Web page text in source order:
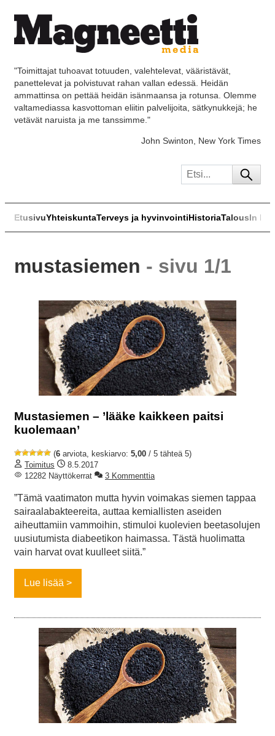
"Toimittajat tuhoavat totuuden, valehtelevat, vääristävät,
panettelevat ja polvistuvat rahan vallan edessä. Heidän
ammattinsa on pettää heidän isänmaansa ja rotunsa. Olemme
valtamediassa kasvottoman eliitin palvelijoita, sätkynukkejä; he
vetävät naruista ja me tanssimme."
John Swinton, New York Times
EtusivuYhteiskuntaTerveys ja hyvinvointiHistoriaTalousIn
mustasiemen - sivu 1/1
Mustasiemen – ’lääke kaikkeen paitsi
kuolemaan’
(6 arviota, keskiarvo: 5,00 / 5 tähteä 5)
Toimitus
8.5.2017
12282 Näyttökerrat
3 Kommenttia
”Tämä vaatimaton mutta hyvin voimakas siemen tappaa
sairaalabakteereita, auttaa kemiallisten aseiden
aiheuttamiin vammoihin, stimuloi kuolevien beetasolujen
uusiutumista diabeetikon haimassa. Tästä huolimatta
vain harvat ovat kuulleet siitä.”
Lue lisää